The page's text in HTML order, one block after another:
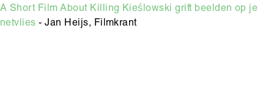
A Short Film About Killing Kieślowski grift beelden op je
netvlies - Jan Heijs, Filmkrant